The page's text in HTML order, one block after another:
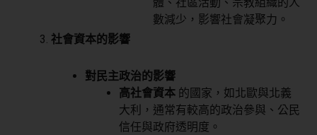
數減少，影響社會凝聚力。
社會資本的影響
對民主政治的影響
高社會資本 的國家，如北歐與北義
大利，通常有較高的政治參與、公民
信任與政府透明度。